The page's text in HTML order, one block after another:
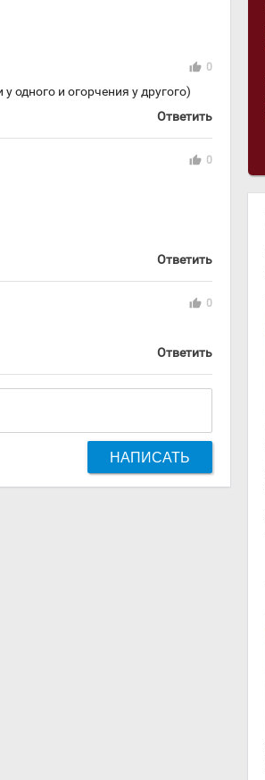
thumb_up 0
одного и огорчения у другого)
Ответить
thumb_up 0
Ответить
thumb_up 0
Ответить
НАПИСАТЬ